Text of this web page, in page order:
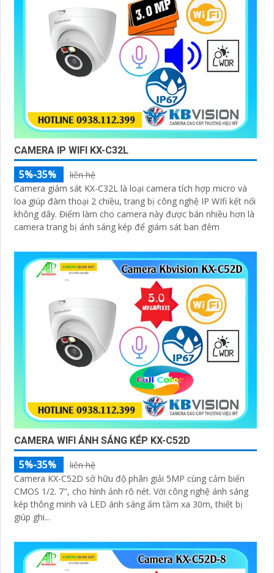
CAMERA IP WIFI KX-C32L
5%-35%
liên hệ
Camera giám sát KX-C32L là loại camera tích hợp micro và
loa giúp đàm thoại 2 chiều, trang bị công nghệ IP WIfi kết nối
không dây. Điểm làm cho camera này được bán nhiều hơn là
camera trang bị ánh sáng kép để giám sát ban đêm
CAMERA WIFI ÁNH SÁNG KÉP KX-C52D
5%-35%
liên hệ
Camera KX-C52D sở hữu độ phân giải 5MP cùng cảm biến
CMOS 1/2. 7", cho hình ảnh rõ nét. Với công nghệ ánh sáng
kép thông minh và LED ánh sáng ấm tầm xa 30m, thiết bị
giúp ghi...